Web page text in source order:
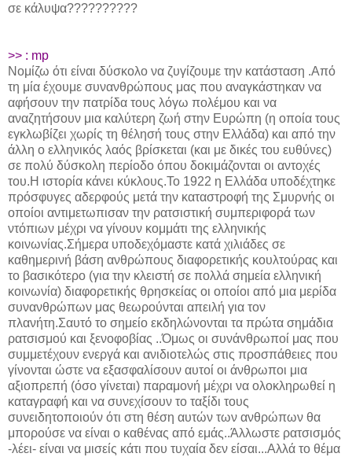
σε κάλυψα??????????
>> : mp
Νομίζω ότι είναι δύσκολο να ζυγίζουμε την κατάσταση .Από
τη μία έχουμε συνανθρώπους μας που αναγκάστηκαν να
αφήσουν την πατρίδα τους λόγω πολέμου και να
αναζητήσουν μια καλύτερη ζωή στην Ευρώπη (η οποία τους
εγκλωβίζει χωρίς τη θέλησή τους στην Ελλάδα) και από την
άλλη ο ελληνικός λαός βρίσκεται (και με δικές του ευθύνες)
σε πολύ δύσκολη περίοδο όπου δοκιμάζονται οι αντοχές
του.Η ιστορία κάνει κύκλους.Το 1922 η Ελλάδα υποδέχτηκε
πρόσφυγες αδερφούς μετά την καταστροφή της Σμυρνής οι
οποίοι αντιμετωπισαν την ρατσιστική συμπεριφορά των
ντόπιων μέχρι να γίνουν κομμάτι της ελληνικής
κοινωνίας.Σήμερα υποδεχόμαστε κατά χιλιάδες σε
καθημερινή βάση ανθρώπους διαφορετικής κουλτούρας και
το βασικότερο (για την κλειστή σε πολλά σημεία ελληνική
κοινωνία) διαφορετικής θρησκείας οι οποίοι από μια μερίδα
συνανθρώπων μας θεωρούνται απειλή για τον
πλανήτη.Σαυτό το σημείο εκδηλώνονται τα πρώτα σημάδια
ρατσισμού και ξενοφοβίας ..Όμως οι συνάνθρωποί μας που
συμμετέχουν ενεργά και ανιδιοτελώς στις προσπάθειες που
γίνονται ώστε να εξασφαλίσουν αυτοί οι άνθρωποι μια
αξιοπρεπή (όσο γίνεται) παραμονή μέχρι να ολοκληρωθεί η
καταγραφή και να συνεχίσουν το ταξίδι τους
συνειδητοποιούν ότι στη θέση αυτών των ανθρώπων θα
μπορούσε να είναι ο καθένας από εμάς..Άλλωστε ρατσισμός
-λέει- είναι να μισείς κάτι που τυχαία δεν είσαι...Αλλά το θέμα